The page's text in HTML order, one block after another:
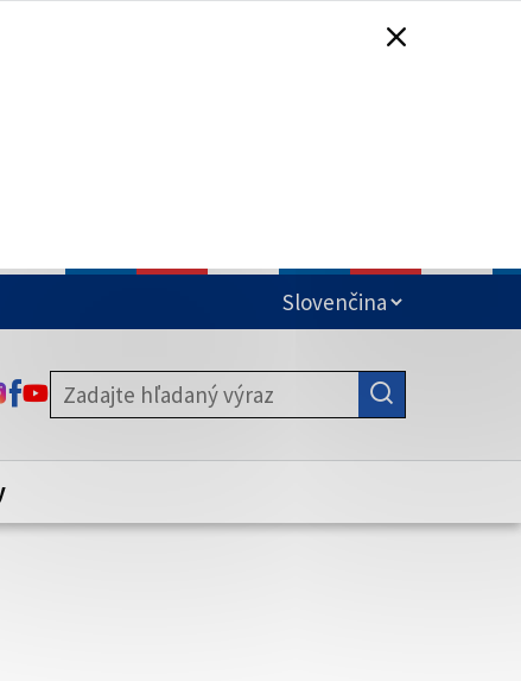
Zabezpečená stránka vždy začína
webového sídla.
SA OTVORÍ NA NOVEJ KARTE
ODKAZ SA OTVORÍ NA NOVEJ KARTE
ODKAZ SA OTVORÍ NA NOVEJ KARTE